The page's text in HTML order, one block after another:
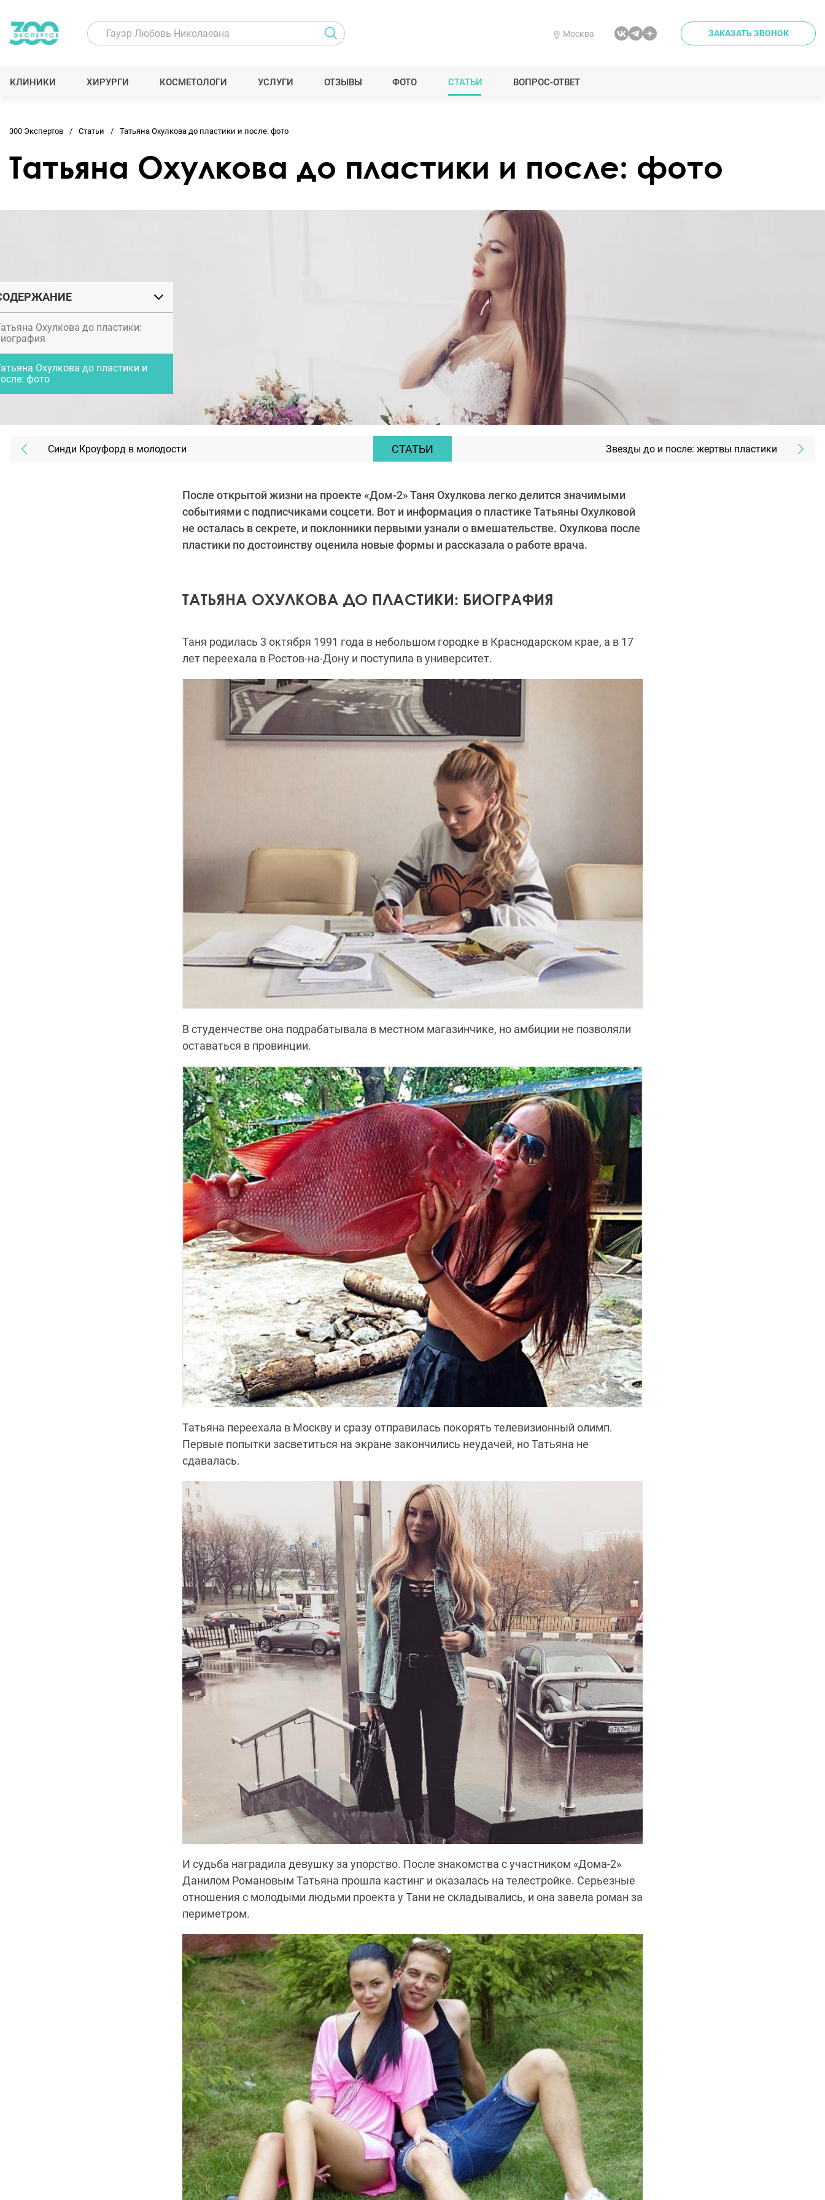
Москва ЗАКАЗАТЬ ЗВОНОК
КЛИНИКИ ХИРУРГИ КОСМЕТОЛОГИ УСЛУГИ ОТЗЫВЫ ФОТО СТАТЬИ ВОПРОС-ОТВЕТ
Охулкова до пластики:
Охулкова до пластики и
фото
300 Экспертов Статьи Татьяна Охулкова до пластики и после: фото
Татьяна Охулкова до пластики и после: фото
Синди Кроуфорд в молодости СТАТЬИ Звезды до и после: жертвы пластики
После открытой жизни на проекте «Дом-2» Таня Охулкова легко делится значимыми
событиями с подписчиками соцсети. Вот и информация о пластике Татьяны Охулковой
не осталась в секрете, и поклонники первыми узнали о вмешательстве. Охулкова после
пластики по достоинству оценила новые формы и рассказала о работе врача.
ТАТЬЯНА ОХУЛКОВА ДО ПЛАСТИКИ: БИОГРАФИЯ
Таня родилась 3 октября 1991 года в небольшом городке в Краснодарском крае, а в 17
лет переехала в Ростов-на-Дону и поступила в университет.
В студенчестве она подрабатывала в местном магазинчике, но амбиции не позволяли
оставаться в провинции.
Татьяна переехала в Москву и сразу отправилась покорять телевизионный олимп.
Первые попытки засветиться на экране закончились неудачей, но Татьяна не
сдавалась.
И судьба наградила девушку за упорство. После знакомства с участником «Дома-2»
Данилом Романовым Татьяна прошла кастинг и оказалась на телестройке. Серьезные
отношения с молодыми людьми проекта у Тани не складывались, и она завела роман за
периметром.